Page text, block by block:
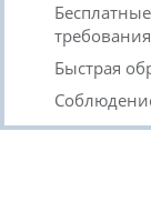
Быстрая